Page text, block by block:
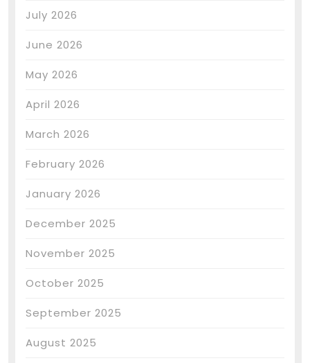
July 2026
June 2026
May 2026
April 2026
March 2026
February 2026
January 2026
December 2025
November 2025
October 2025
September 2025
August 2025